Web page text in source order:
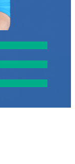
100
100
100